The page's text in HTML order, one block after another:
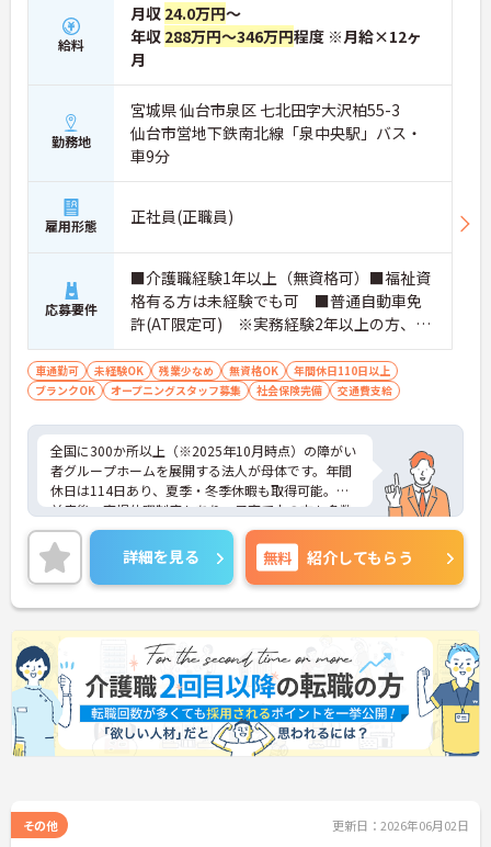
給料
月収 24.0万円～
年収 288万円～346万円程度 ※月給×12ヶ
月
勤務地
宮城県 仙台市泉区 七北田字大沢柏55-3
仙台市営地下鉄南北線「泉中央駅」バス・
車9分
雇用形態 正社員(正職員)
応募要件
■介護職経験1年以上（無資格可）■福祉資
格有る方は未経験でも可 ■普通自動車免
許(AT限定可) ※実務経験2年以上の方、障
がい者福祉に関する経験をお持ちの方大歓
迎
車通勤可 未経験OK 残業少なめ 無資格OK
年間休日110日以上
ブランクOK
オープニングスタッフ募集 社会保険完備 交通費支給
全国に300か所以上（※2025年10月時点）の障がい
者グループホームを展開する法人が母体です。年間
休日は114日あり、夏季・冬季休暇も取得可能。産
前産後・育児休暇制度もあり、子育て中の方も多数
活躍中で、ワークライフバランスを大切にしながら
働ける環境が整っています。研修制度や外部勉強会
の受講支援もあり、スキルアップもしっかりサポー
ト。将来的には管理者やエリアマネージャーへのキ
ャリアアップも目指せます。20代から60代まで幅広
い年代のスタッフが活躍しており、和やかな雰囲気
の職場です。介護経験を活かしたい方、福祉の資格
をお持ちの方、安定した法人でキャリアを築きたい
方におすすめです。
★おすすめPOINT★
・生活支援員からスタートし、サービス管理責任者
ネジメント職への挑戦も視野に入れていただけま
詳細を見る 無料 紹介してもらう
その他 更新日：2026年06月02日